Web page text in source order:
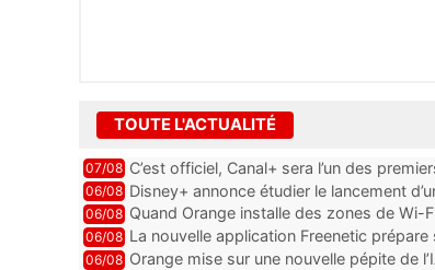
TOUTE L'ACTUALITÉ
07/08 C’est officiel, Canal+ sera l’un des
Vision 2
06/08 Disney+ annonce étudier le lancement
06/08 Quand Orange installe des zones de Wi-
06/08 La nouvelle application Freenetic
abonnés Freebox, testez la
06/08 Orange mise sur une nouvelle pépite de